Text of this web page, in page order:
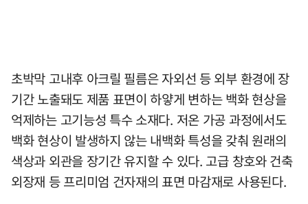
초박막 고내후 아크릴 필름은 자외선 등 외부 환경에 장
기간 노출돼도 제품 표면이 하얗게 변하는 백화 현상을
억제하는 고기능성 특수 소재다. 저온 가공 과정에서도
백화 현상이 발생하지 않는 내백화 특성을 갖춰 원래의
색상과 외관을 장기간 유지할 수 있다. 고급 창호와 건축
외장재 등 프리미엄 건자재의 표면 마감재로 사용된다.